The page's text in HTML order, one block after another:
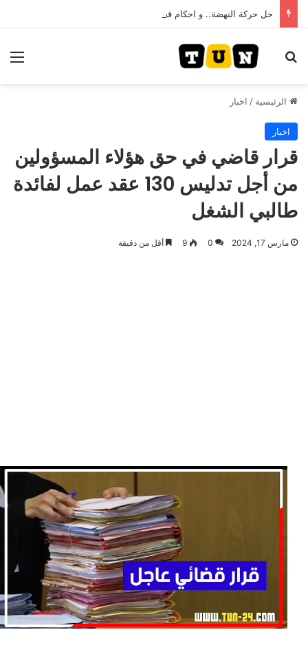
بحث عن
الرئيسية / اخبار
اخبار
قرار قاضي في حق هؤلاء المسؤولين
من أجل تدليس 130 عقد عمل لفائدة
طالبي الشغل
مارس 17, 2024 0
9 أقل من دقيقة